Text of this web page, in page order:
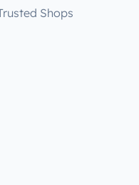
Shops